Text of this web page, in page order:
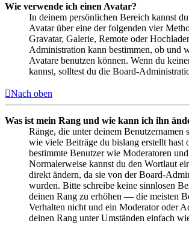
Wie verwende ich einen Avatar?
In deinem persönlichen Bereich kannst
Avatar über eine der folgenden vier
Gravatar, Galerie, Remote oder
Administration kann bestimmen, ob und
Avatare benutzen können. Wenn du
kannst, solltest du die Board-
Nach oben
Was ist mein Rang und wie kann ich ihn
Ränge, die unter deinem Benutzernamen
wie viele Beiträge du bislang erstellt hast
bestimmte Benutzer wie Moderatoren
Normalerweise kannst du den Wortlaut
direkt ändern, da sie von der Board-
wurden. Bitte schreibe keine sinnlosen
deinen Rang zu erhöhen — die meisten
Verhalten nicht und ein Moderator oder
deinen Rang unter Umständen einfach